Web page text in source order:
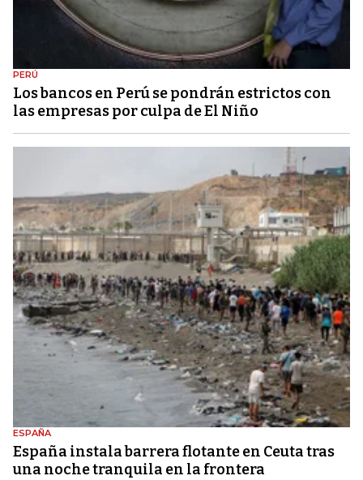
PERÚ
Los bancos en Perú se pondrán estrictos con
las empresas por culpa de El Niño
ESPAÑA
España instala barrera flotante en Ceuta tras
una noche tranquila en la frontera